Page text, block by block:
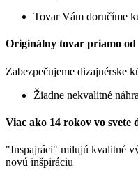
Tovar Vám doručíme
Originálny tovar priamo
Zabezpečujeme dizajnérske
Žiadne nekvalitné
Viac ako 14 rokov vo svete
"Inspajráci" milujú kvalitné
novú inšpiráciu